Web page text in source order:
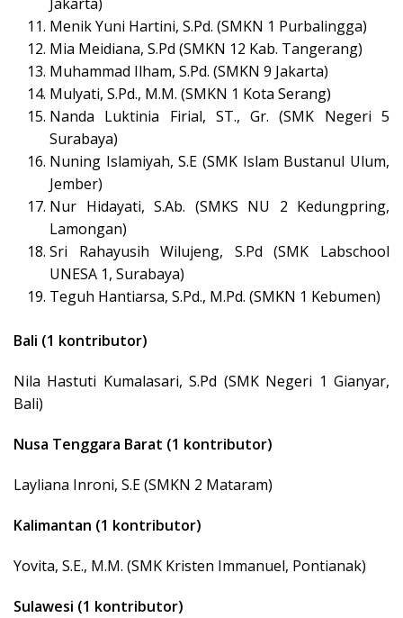
Jakarta)
Menik Yuni Hartini, S.Pd. (SMKN 1 Purbalingga)
Mia Meidiana, S.Pd (SMKN 12 Kab. Tangerang)
Muhammad Ilham, S.Pd. (SMKN 9 Jakarta)
Mulyati, S.Pd., M.M. (SMKN 1 Kota Serang)
Nanda Luktinia Firial, ST., Gr. (SMK Negeri 5
Surabaya)
Nuning Islamiyah, S.E (SMK Islam Bustanul Ulum,
Jember)
Nur Hidayati, S.Ab. (SMKS NU 2 Kedungpring,
Lamongan)
Sri Rahayusih Wilujeng, S.Pd (SMK Labschool
UNESA 1, Surabaya)
Teguh Hantiarsa, S.Pd., M.Pd. (SMKN 1 Kebumen)
Bali (1 kontributor)
Nila Hastuti Kumalasari, S.Pd (SMK Negeri 1 Gianyar,
Bali)
Nusa Tenggara Barat (1 kontributor)
Layliana Inroni, S.E (SMKN 2 Mataram)
Kalimantan (1 kontributor)
Yovita, S.E., M.M. (SMK Kristen Immanuel, Pontianak)
Sulawesi (1 kontributor)